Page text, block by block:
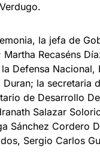
la jefa de
Martha Recaséns
Defensa
Duran; la secretaria
de Desarrollo
Salazar
Sánchez Cordero
Sergio Carlos